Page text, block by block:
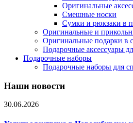
Оригинальные
Смешные носки
Сумки и рюкзаки в
Оригинальные и
Оригинальные подарки в
Подарочные аксессуары
Подарочные наборы
Подарочные наборы для
Наши новости
30.06.2026